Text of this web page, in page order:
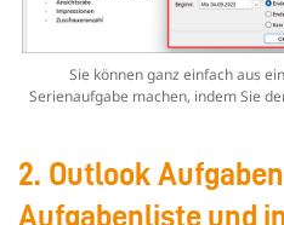
Sie können ganz einfach aus
Serienaufgabe machen, indem Sie
2. Outlook
Aufgabenliste und